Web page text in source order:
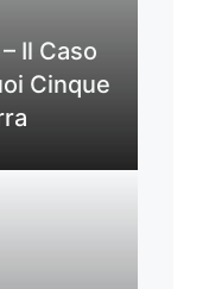
Il Caso
Cinque